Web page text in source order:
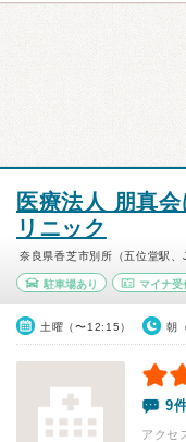
医療法人 朋真
リニック
奈良県香芝市別所（五位堂駅、
駐車場あり マイナ受
土曜（〜12:15） 朝
9
アクセ